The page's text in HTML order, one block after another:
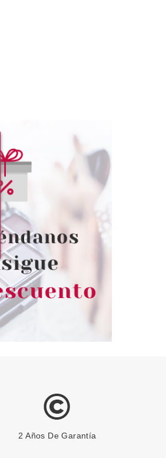
REVLON ESMALTE DE UÑAS
PLUM SEDUCTION 917
desde
2.89€
2 Años De Garantía